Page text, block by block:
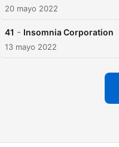
20 mayo 2022
41 - Insomnia Corporation
13 mayo 2022